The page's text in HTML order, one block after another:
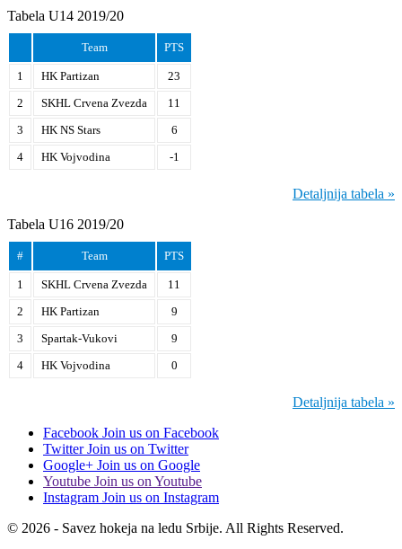
Tabela U14 2019/20
Team PTS
1 HK Partizan
23
2
SKHL Crvena Zvezda
11
3
HK NS Stars
6
4
HK Vojvodina -1
Detaljnija tabela »
Tabela U16 2019/20
# Team PTS
1 SKHL Crvena Zvezda
11
2
HK Partizan
9
3
Spartak-Vukovi
9
4
HK Vojvodina 0
Detaljnija tabela »
Facebook Join us on Facebook
Twitter Join us on Twitter
Google+ Join us on Google
Youtube Join us on Youtube
Instagram Join us on Instagram
© 2026 - Savez hokeja na ledu Srbije. All Rights Reserved.